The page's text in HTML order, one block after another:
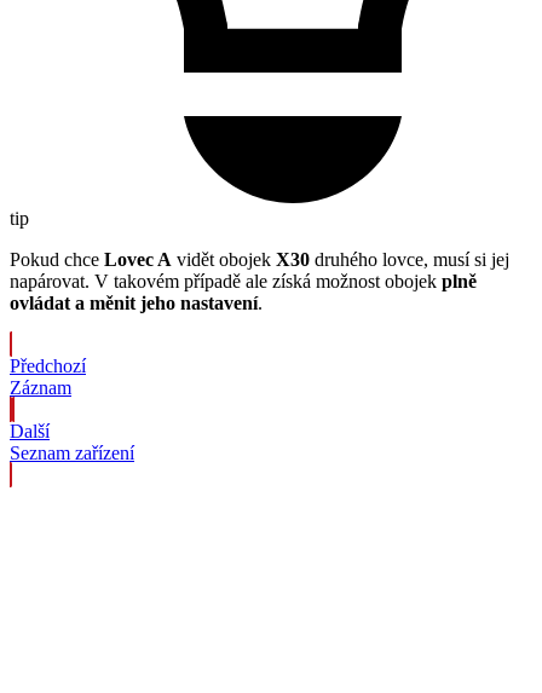
tip
Pokud chce Lovec A vidět obojek X30 druhého lovce, musí si jej
napárovat. V takovém případě ale získá možnost obojek plně
ovládat a měnit jeho nastavení.
Předchozí
Záznam
Další
Seznam zařízení